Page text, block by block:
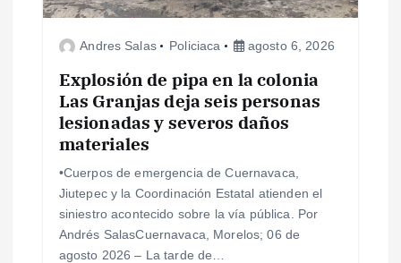
e
Andres Salas Policiaca agosto 6, 2026
Explosión de pipa en la colonia
Las Granjas deja seis personas
lesionadas y severos daños
materiales
•Cuerpos de emergencia de Cuernavaca,
Jiutepec y la Coordinación Estatal atienden el
siniestro acontecido sobre la vía pública. Por
Andrés SalasCuernavaca, Morelos; 06 de
agosto 2026 – La tarde de…